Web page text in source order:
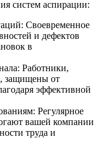
систем аспирации:
Своевременное
и дефектов
в
Работники,
защищены от
эффективной
Регулярное
вашей компании
труда и